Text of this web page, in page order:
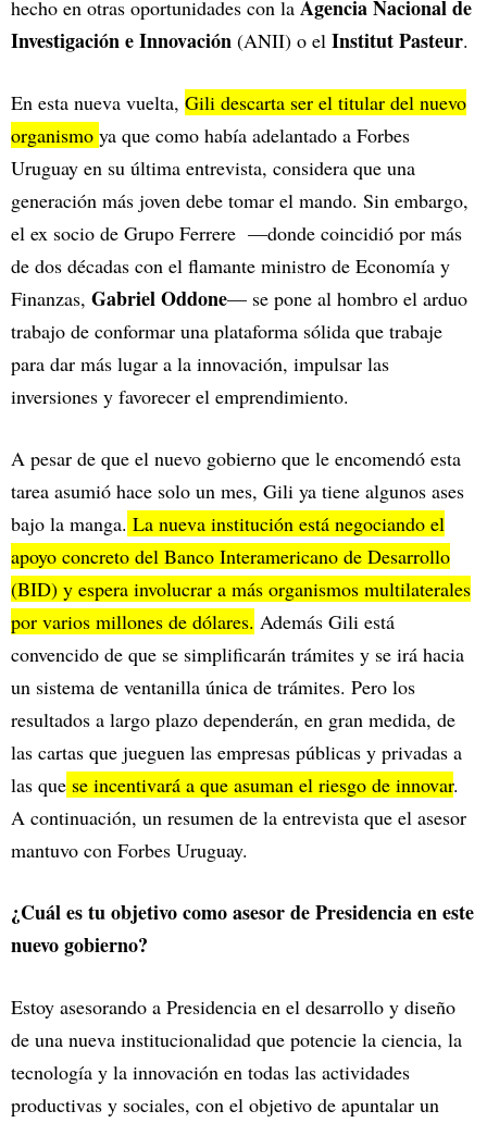
hecho en otras oportunidades con la Agencia Nacional de
Investigación e Innovación (ANII) o el Institut Pasteur.
En esta nueva vuelta, Gili descarta ser el titular del nuevo
organismo ya que como había adelantado a Forbes
Uruguay en su última entrevista, considera que una
generación más joven debe tomar el mando. Sin embargo,
el ex socio de Grupo Ferrere —donde coincidió por más
de dos décadas con el flamante ministro de Economía y
Finanzas, Gabriel Oddone— se pone al hombro el arduo
trabajo de conformar una plataforma sólida que trabaje
para dar más lugar a la innovación, impulsar las
inversiones y favorecer el emprendimiento.
A pesar de que el nuevo gobierno que le encomendó esta
tarea asumió hace solo un mes, Gili ya tiene algunos ases
bajo la manga. La nueva institución está negociando el
apoyo concreto del Banco Interamericano de Desarrollo
(BID) y espera involucrar a más organismos multilaterales
por varios millones de dólares. Además Gili está
convencido de que se simplificarán trámites y se irá hacia
un sistema de ventanilla única de trámites. Pero los
resultados a largo plazo dependerán, en gran medida, de
las cartas que jueguen las empresas públicas y privadas a
las que se incentivará a que asuman el riesgo de innovar.
A continuación, un resumen de la entrevista que el asesor
mantuvo con Forbes Uruguay.
¿Cuál es tu objetivo como asesor de Presidencia en este
nuevo gobierno?
Estoy asesorando a Presidencia en el desarrollo y diseño
de una nueva institucionalidad que potencie la ciencia, la
tecnología y la innovación en todas las actividades
productivas y sociales, con el objetivo de apuntalar un